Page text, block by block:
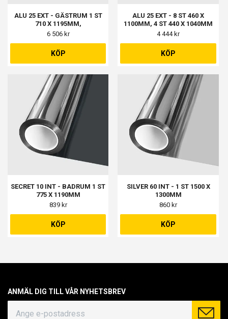
ALU 25 EXT - GÄSTRUM 1 ST
710 X 1195MM,
BALKONGDÖRR 1 ST 675 X
X 1195MM, SOVRUM OCH KÖK
4 ST 822 X 1165MM, BADRUM
UPPE & NERE 2 ST 565 X
1455 X 1655
6 506 kr
KÖP
ALU 25 EXT - 8 ST 460 X
1100MM, 4 ST 440 X 1040MM
4 444 kr
KÖP
SECRET 10 INT - BADRUM 1 ST
775 X 1190MM
839 kr
KÖP
SILVER 60 INT - 1 ST 1500 X
1300MM
860 kr
KÖP
ANMÄL DIG TILL VÅR NYHETSBREV